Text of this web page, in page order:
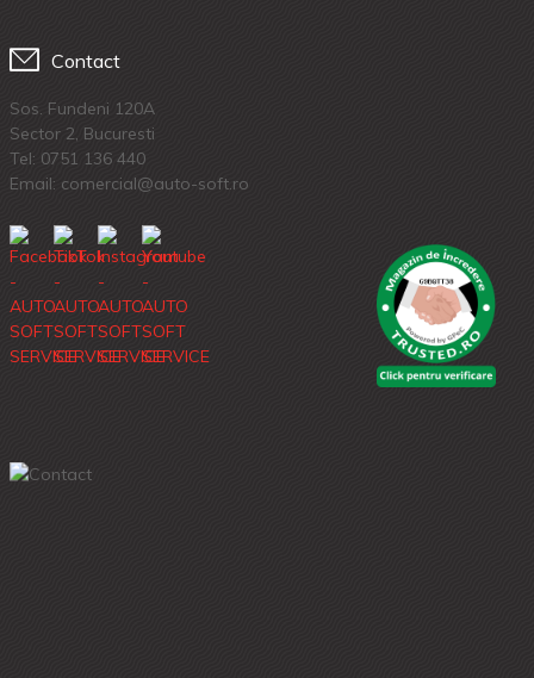
Contact
Sos. Fundeni 120A
Sector 2, Bucuresti
Tel: 0751 136 440
Email: comercial@auto-soft.ro